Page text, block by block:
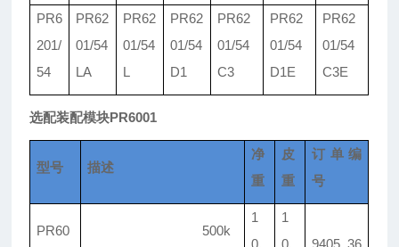
PR6
201/
54
PR62
01/54
LA
PR62
01/54
L
PR62
01/54
D1
PR62
01/54
C3
PR62
01/54
D1E
PR62
01/54
C3E
选配装配模块PR6001
型号 描述
净
重
皮
重
订单编
号
PR60
500k
1
1